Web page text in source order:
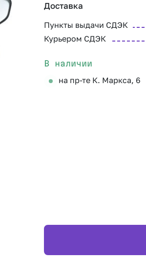
Доставка
Пункты выдачи СДЭК
Курьером СДЭК
В наличии
на пр-те К. Маркса, 6